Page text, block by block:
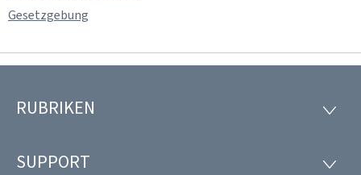
Gesetzgebung
Footer
RUBRIKEN
SUPPORT